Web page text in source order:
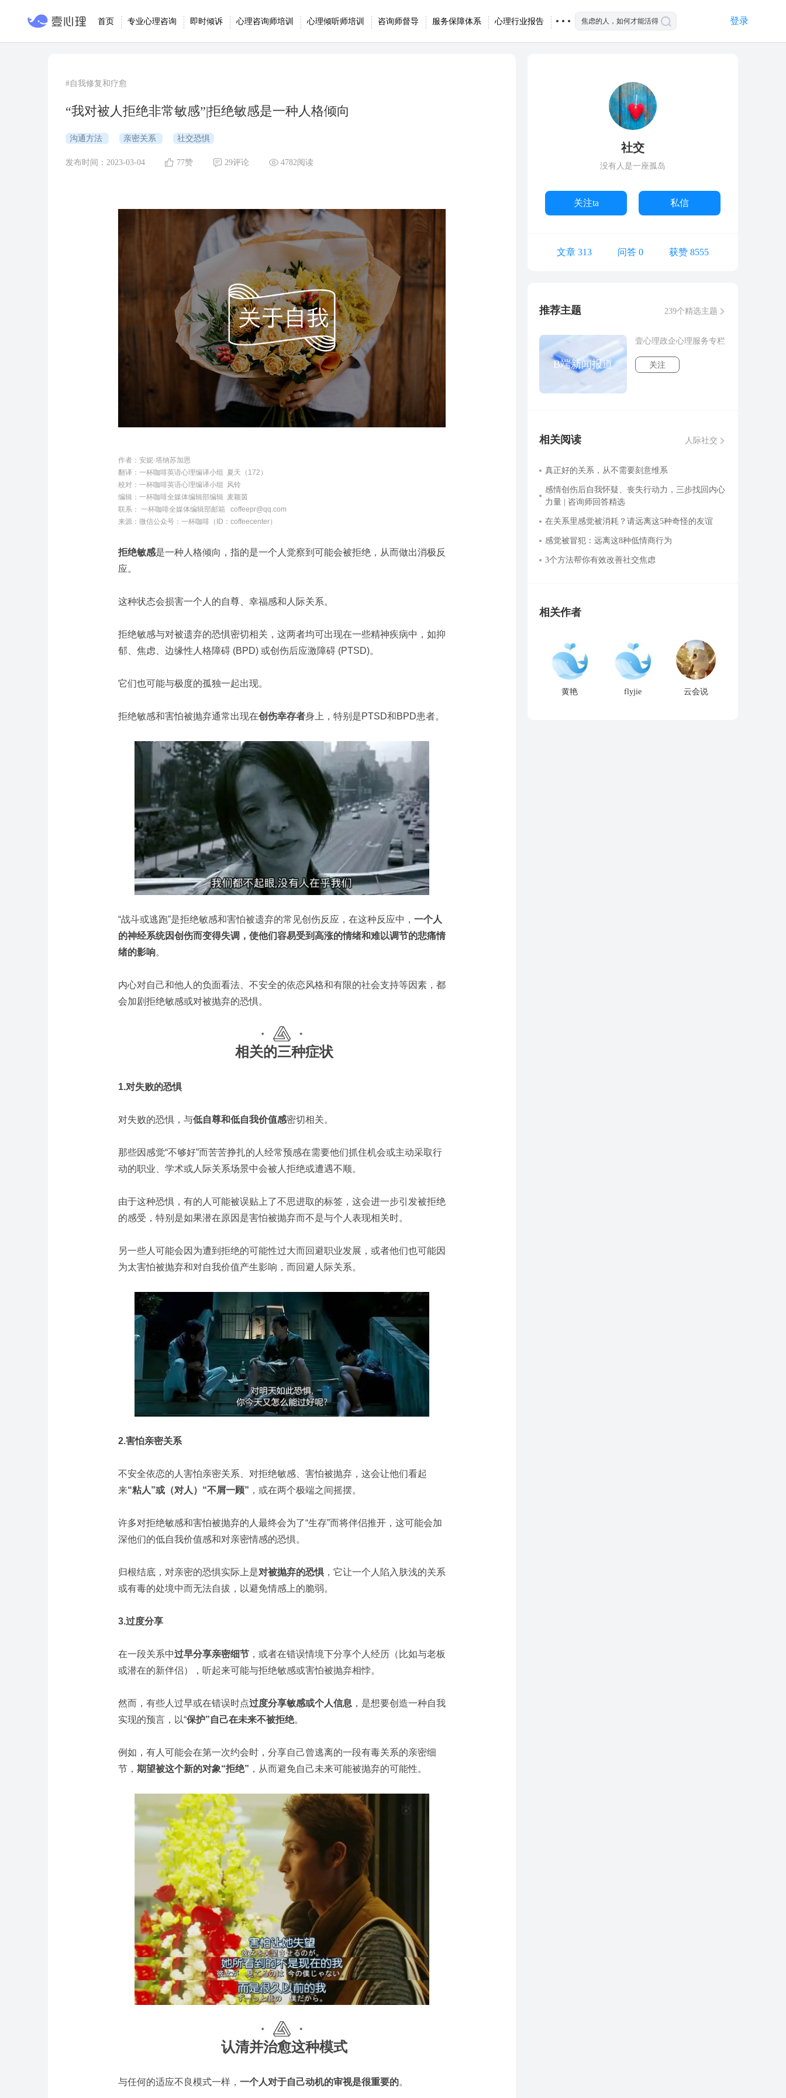
首页 专业心理咨询 即时倾诉 心理咨询师培训 心理倾听师培训 咨询师督导 服务保障体系 心理行业报告 登录
#自我修复和疗愈
“我对被人拒绝非常敏感”|拒绝敏感是一种人格倾向
沟通方法 亲密关系 社交恐惧
发布时间：2023-03-04 77赞 29评论 4782阅读
作者： 安妮·塔纳苏加恩
翻译 ： 一杯咖啡英语心理编译小组 夏天（172）
校对 ： 一杯咖啡英语心理编译小组 风铃
编辑 ： 一杯咖啡全媒体编辑部编辑 麦颖茵
联系 ： 一杯咖啡全媒体编辑部邮箱
coffeepr@qq.com
来源：微信公众号：一杯咖啡（ID：coffeecenter）
拒绝敏感是一种人格倾向，指的是一个人觉察到可能会被拒绝，从而做出消极反
应。
这种状态会损害一个人的自尊、幸福感和人际关系。
拒绝敏感与对被遗弃的恐惧密切相关，这两者均可出现在一些精神疾病中，如抑
郁、焦虑、边缘性人格障碍 (BPD) 或创伤后应激障碍 (PTSD)。
它们也可能与极度的孤独一起出现。
拒绝敏感和害怕被抛弃通常出现在创伤幸存者身上，特别是PTSD和BPD患者。
“战斗或逃跑”是拒绝敏感和害怕被遗弃的常见创伤反应，在这种反应中， 一个人
的神经系统因创伤而变得失调，使他们容易受到高涨的情绪和难以调节的悲痛情
绪的影响。
内心对自己和他人的负面看法、不安全的依恋风格和有限的社会支持等因素，都
会加剧拒绝敏感或对被抛弃的恐惧。
相关的三种症状
1.对失败的恐惧
对失败的恐惧，与低自尊和低自我价值感密切相关。
那些因感觉“不够好”而苦苦挣扎的人经常预感在需要他们抓住机会或主动采取行
动的职业、学术或人际关系场景中会被人拒绝或遭遇不顺。
由于这种恐惧，有的人可能被误贴上了不思进取的标签，这会进一步引发被拒绝
的感受，特别是如果潜在原因是害怕被抛弃而不是与个人表现相关时。
另一些人可能会因为遭到拒绝的可能性过大而回避职业发展，或者他们也可能因
为太害怕被抛弃和对自我价值产生影响，而回避人际关系。
2.害怕亲密关系
不安全依恋的人害怕亲密关系、对拒绝敏感、害怕被抛弃，这会让他们看起
来“粘人”或（对人）“不屑一顾” ，或在两个极端之间摇摆。
许多对拒绝敏感和害怕被抛弃的人最终会为了“生存”而将伴侣推开，这可能会加
深他们的低自我价值感和对亲密情感的恐惧。
归根结底，对亲密的恐惧实际上是对被抛弃的恐惧 ，它让一个人陷入肤浅的关系
或有毒的处境中而无法自拔，以避免情感上的脆弱。
3.过度分享
在一段关系中过早分享亲密细节 ，或者在错误情境下分享个人经历（比如与老板
或潜在的新伴侣），听起来可能与拒绝敏感或害怕被抛弃相悖。
然而，有些人过早或在错误时点过度分享敏感或个人信息 ，是想要创造一种自我
实现的预言，以“保护”自己在未来不被拒绝。
例如，有人可能会在第一次约会时，分享自己曾逃离的一段有毒关系的亲密细
节， 期望被这个新的对象“拒绝” ，从而避免自己未来可能被抛弃的可能性。
认清并治愈这种模式
与任何的适应不良模式一样， 一个人对于自己动机的审视是很重要的。
社交
没有人是一座孤岛
关注ta 私信
文章 313 问答 0 获赞 8555
推荐主题 239个精选主题
B端新闻报道
壹心理政企心理服务专栏
关注
相关阅读 人际社交
真正好的关系，从不需要刻意维系
感情创伤后自我怀疑、丧失行动力，三步找回内心
力量 | 咨询师回答精选
在关系里感觉被消耗？请远离这5种奇怪的友谊
感觉被冒犯：远离这8种低情商行为
3个方法帮你有效改善社交焦虑
相关作者
黄艳 flyjie 云会说